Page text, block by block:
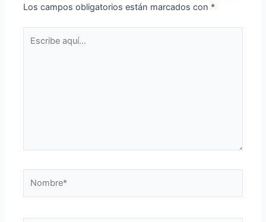
Los campos obligatorios están marcados con *
aquí...